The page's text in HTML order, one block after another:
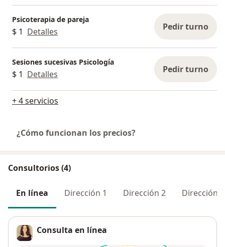
Psicoterapia de pareja
$ 1 Detalles Pedir turno
Sesiones sucesivas Psicología
$ 1 Detalles Pedir turno
+ 4 servicios
¿Cómo funcionan los precios?
Consultorios (4)
En línea Dirección 1 Dirección 2 Dirección 3
Consulta en línea